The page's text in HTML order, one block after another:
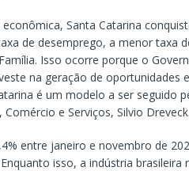
Santa Catarina
de desemprego, a menor taxa
Isso ocorre porque o
na geração de oportunidades
é um modelo a ser seguido
e Serviços, Silvio Dreveck.
entre janeiro e novembro de
isso, a indústria brasileira